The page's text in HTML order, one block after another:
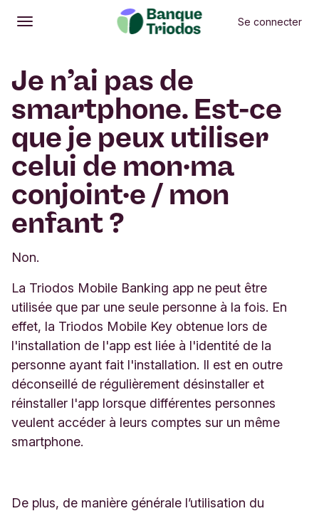
Ouvrir
Menu principal Se connecter
Je n’ai pas de
smartphone. Est-ce
que je peux utiliser
celui de mon·ma
conjoint·e / mon
enfant ?
Non.
La Triodos Mobile Banking app ne peut être
utilisée que par une seule personne à la fois. En
effet, la Triodos Mobile Key obtenue lors de
l'installation de l'app est liée à l'identité de la
personne ayant fait l'installation. Il est en outre
déconseillé de régulièrement désinstaller et
réinstaller l'app lorsque différentes personnes
veulent accéder à leurs comptes sur un même
smartphone.
De plus, de manière générale l’utilisation du